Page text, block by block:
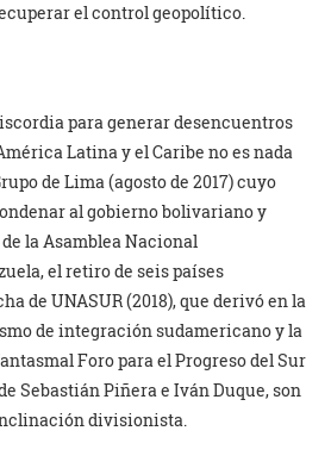
el control geopolítico.
para generar desencuentros
Latina y el Caribe no es nada
de Lima (agosto de 2017) cuyo
al gobierno bolivariano y
la Asamblea Nacional
el retiro de seis países
de UNASUR (2018), que derivó en la
de integración sudamericano y la
Foro para el Progreso del Sur
Sebastián Piñera e Iván Duque, son
divisionista.